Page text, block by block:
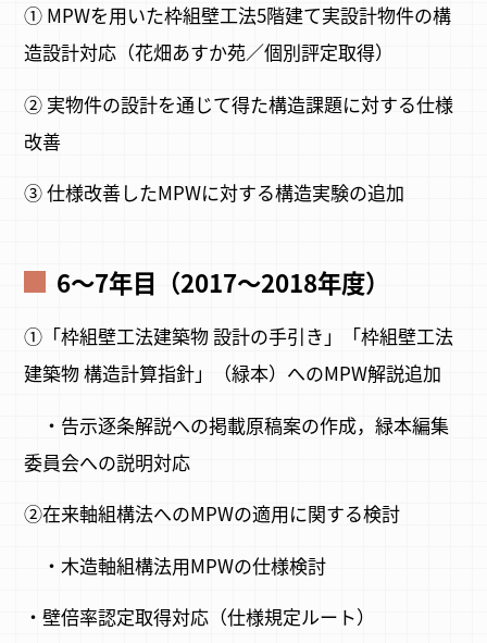
① MPWを用いた枠組壁工法5階建て実設計物件の構
造設計対応（花畑あすか苑／個別評定取得）
② 実物件の設計を通じて得た構造課題に対する仕様
改善
③ 仕様改善したMPWに対する構造実験の追加
6～7年目（2017～2018年度）
①「枠組壁工法建築物 設計の手引き」「枠組壁工法
建築物 構造計算指針」（緑本）へのMPW解説追加
・告示逐条解説への掲載原稿案の作成，緑本編集
委員会への説明対応
②在来軸組構法へのMPWの適用に関する検討
・木造軸組構法用MPWの仕様検討
・壁倍率認定取得対応（仕様規定ルート）